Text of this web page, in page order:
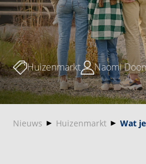
Huizenmarkt Naomi
Nieuws Huizenmarkt Wat